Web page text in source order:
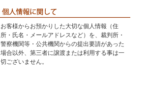
お客様からお預かりした大切な個人情報（住
所・氏名・メールアドレスなど）を、裁判所・
警察機関等・公共機関からの提出要請があった
場合以外、第三者に譲渡または利用する事は一
切ございません。